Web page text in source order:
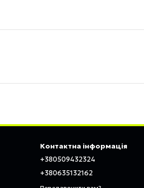
Контактна інформація
+380509432324
+380635132162